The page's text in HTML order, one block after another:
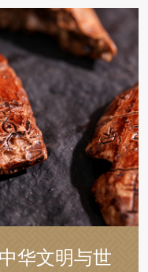
华文明与世